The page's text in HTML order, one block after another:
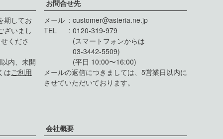
期してお
ざいまし
くださ
内、未開
はご利用
お問合せ先
メール
customer@asteria.ne.jp
TEL
0120-319-979
(スマートフォンからは
03-3442-5509)
(平日 10:00〜16:00)
メールの返信につきましては、5営業日以内に
させていただいております。
会社概要